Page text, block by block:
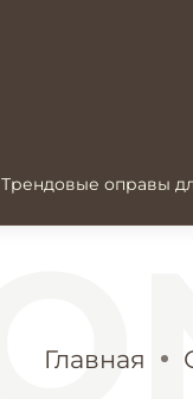
Трендовые оправы
Главная